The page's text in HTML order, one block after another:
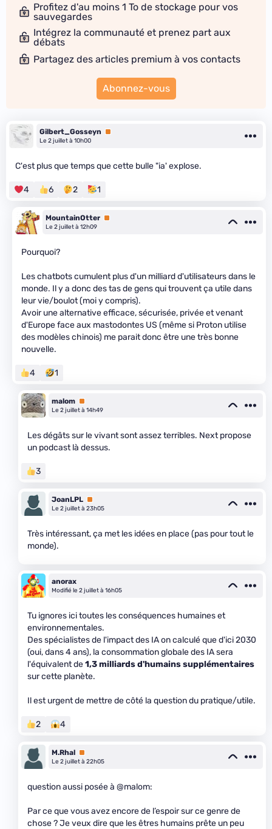
Profitez d'au moins 1 To de stockage pour vos
sauvegardes
Intégrez la communauté et prenez part aux
débats
Partagez des articles premium à vos contacts
Abonnez-vous
Gilbert_Gosseyn
Premium
Le 2 juillet à 10h00
C'est plus que temps que cette bulle "ia' explose.
4 6 2 1
MountainOtter Premium
Le 2 juillet à 12h09
Pourquoi?
Les chatbots cumulent plus d'un milliard d'utilisateurs dans le
monde. Il y a donc des tas de gens qui trouvent ça utile dans
leur vie/boulot (moi y compris).
Avoir une alternative efficace, sécurisée, privée et venant
d'Europe face aux mastodontes US (même si Proton utilise
des modèles chinois) me parait donc être une très bonne
nouvelle.
4 1
malom Premium
Le 2 juillet à 14h49
Les dégâts sur le vivant sont assez terribles. Next propose
un podcast là dessus.
3
JoanLPL Premium
Le 2 juillet à 23h05
Très intéressant, ça met les idées en place (pas pour tout le
monde).
anorax
Modifié le 2 juillet à 16h05
Tu ignores ici toutes les conséquences humaines et
environnementales.
Des spécialistes de l'impact des IA on calculé que d'ici 2030
(oui, dans 4 ans), la consommation globale des IA sera
l'équivalent de1,3 milliards d'humains supplémentaires
sur cette planète.
Il est urgent de mettre de côté la question du pratique/utile.
2 4
M.Rhal Premium
Le 2 juillet à 22h05
question aussi posée à @malom:
Par ce que vous avez encore de l’espoir sur ce genre de
chose ? Je veux dire que les êtres humains prête un peu